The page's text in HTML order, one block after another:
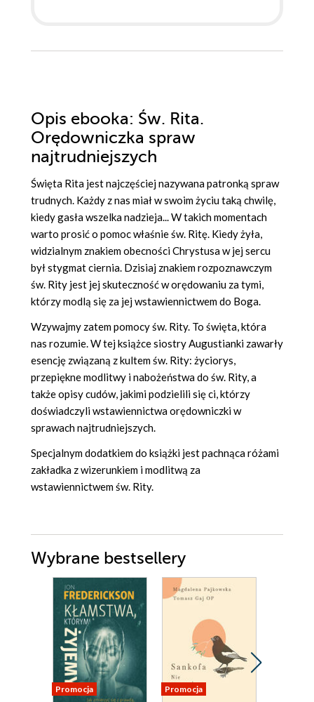
Opis ebooka: Św. Rita.
Orędowniczka spraw
najtrudniejszych
Święta Rita jest najczęściej nazywana patronką spraw
trudnych. Każdy z nas miał w swoim życiu taką chwilę,
kiedy gasła wszelka nadzieja... W takich momentach
warto prosić o pomoc właśnie św. Ritę. Kiedy żyła,
widzialnym znakiem obecności Chrystusa w jej sercu
był stygmat ciernia. Dzisiaj znakiem rozpoznawczym
św. Rity jest jej skuteczność w orędowaniu za tymi,
którzy modlą się za jej wstawiennictwem do Boga.
Wzywajmy zatem pomocy św. Rity. To święta, która
nas rozumie. W tej książce siostry Augustianki zawarły
esencję związaną z kultem św. Rity: życiorys,
przepiękne modlitwy i nabożeństwa do św. Rity, a
także opisy cudów, jakimi podzielili się ci, którzy
doświadczyli wstawiennictwa orędowniczki w
sprawach najtrudniejszych.
Specjalnym dodatkiem do książki jest pachnąca różami
zakładka z wizerunkiem i modlitwą za
wstawiennictwem św. Rity.
Wybrane bestsellery
Promocja Promocja